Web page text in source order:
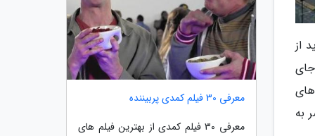
از
و منحصر به
معرفی 30 فیلم کمدی پربیننده
معرفی 30 فیلم کمدی از بهترین فیلم های